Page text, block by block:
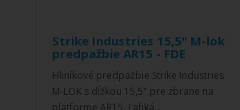
Strike Industries 15,5" M-lok
predpažbie AR15 - FDE
Hliníkové predpažbie Strike Industries
M-LOK s dĺžkou 15,5" pre zbrane na
platforme AR15. Ľahká..